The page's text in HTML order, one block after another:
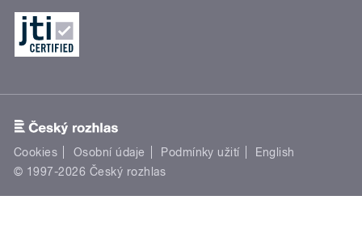
Cookies Osobní údaje Podmínky užití
English
© 1997-2026 Český rozhlas